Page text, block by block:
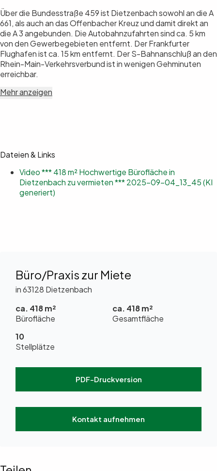
Über die Bundesstraße 459 ist Dietzenbach sowohl an die A
661, als auch an das Offenbacher Kreuz und damit direkt an
die A 3 angebunden. Die Autobahnzufahrten sind ca. 5 km
von den Gewerbegebieten entfernt. Der Frankfurter
Flughafen ist ca. 15 km entfernt. Der S-Bahnanschluß an den
Rhein-Main-Verkehrsverbund ist in wenigen Gehminuten
erreichbar.
Mehr anzeigen
Dateien & Links
Video *** 418 m² Hochwertige Bürofläche in
Dietzenbach zu vermieten *** 2025-09-04_13_45 (KI
generiert)
Büro/Praxis zur Miete
in 63128 Dietzenbach
ca. 418 m²
Bürofläche
ca. 418 m²
Gesamtfläche
10
Stellplätze
PDF-Druckversion
Kontakt aufnehmen